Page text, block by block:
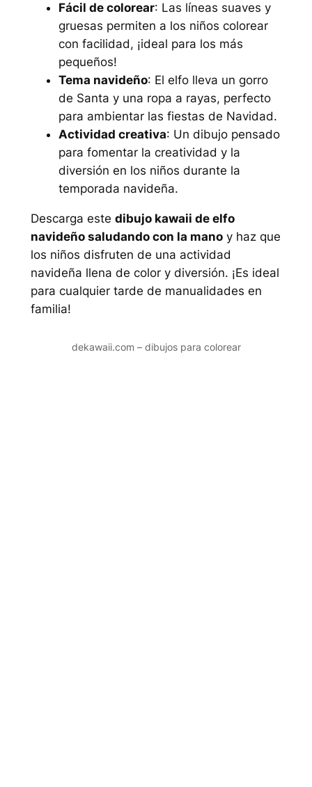
Fácil de colorear: Las líneas suaves y
gruesas permiten a los niños colorear
con facilidad, ¡ideal para los más
pequeños!
Tema navideño: El elfo lleva un gorro
de Santa y una ropa a rayas, perfecto
para ambientar las fiestas de Navidad.
Actividad creativa: Un dibujo pensado
para fomentar la creatividad y la
diversión en los niños durante la
temporada navideña.
Descarga este dibujo kawaii de elfo
navideño saludando con la manoy haz que
los niños disfruten de una actividad
navideña llena de color y diversión. ¡Es ideal
para cualquier tarde de manualidades en
familia!
dekawaii.com – dibujos para colorear